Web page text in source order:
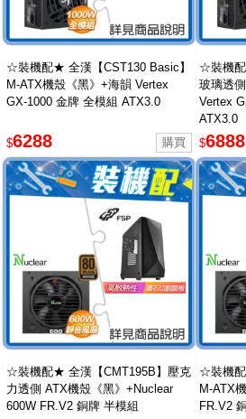
☆裝機配★ 全漢【CST130 Basic】
M-ATX機殼《黑》+海韻 Vertex
GX-1000 金牌 全模組 ATX3.0
$6288
☆裝機
玻璃透
Vertex
ATX3.0
$6888
☆裝機配★ 全漢【CMT195B】壓克
力透側 ATX機殼《黑》+Nuclear
600W FR.V2 銅牌 半模組
☆裝機配
M-ATX
FR.V2